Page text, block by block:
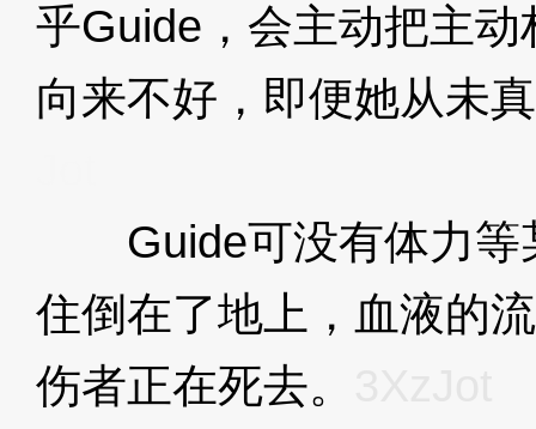
乎Guide，会主动把主
向来不好，即便她从未
Guide可没有体力等
住倒在了地上，血液的
伤者正在死去。